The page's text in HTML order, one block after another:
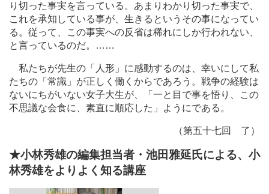
り切った事実を言っている。あまりわかり切った事実で、
これを承知している事が、生きるというその事になってい
る。従って、この事実への反省は稀れにしか行われない、
と言っているのだ。
… …
私たちが先生の「人形」に感動するのは、幸いにして私
たちの「常識」が正しく働くからであろう。戦争の経験は
ないにちがいない女子大生が、「一と目で事を悟り、この
不思議な会食に、素直に順応した」ようにである。
（第五十七回 了）
★小林秀雄の編集担当者・池田雅延氏による、小
林秀雄をよりよく知る講座